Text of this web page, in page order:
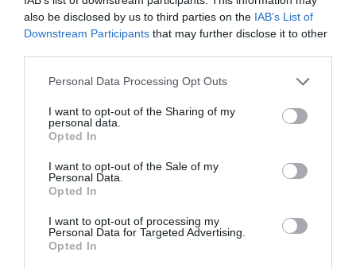
also be disclosed by us to third parties on the IAB’s List of
Downstream Participants that may further disclose it to other
Please note that this website/app uses one or more Google
not limited to your visit or usage behaviour. You may click to
grant or deny consent to Google and its third-party tags to
use your data for below specified purposes in below Google
consent section.
Personal Data Processing Opt Outs
I want to opt-out of the Sharing of my
personal data.
Opted In
I want to opt-out of the Sale of my
Personal Data.
Opted In
I want to opt-out of processing my
Personal Data for Targeted Advertising.
Opted In
Ελλάδας έναντι της τουρκικής επιθετικότητας
στην Τούμπα!
Λίνα Μενδώνη: Αυτοψία στα Αιγόσθενα, στο αρχαίο
φρούριο, στα βυζαντινά και μεταβυζαντινά μνημεία